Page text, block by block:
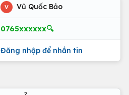
V Vũ Quốc Bảo
0765xxxxxx🔍
Đăng nhập để nhắn tin